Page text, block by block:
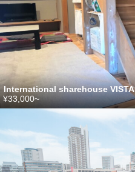
International sharehouse VISTA
¥33,000~